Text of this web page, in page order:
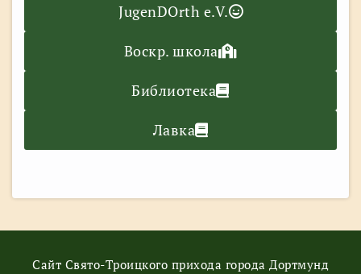
JugenDOrth e.V.
Воскр. школа
Библиотека
Лавка
Сайт Свято-Троицкого прихода города Дортмунд